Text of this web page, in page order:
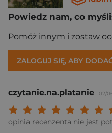
Powiedz nam, co
Pomóż innym i zostaw
ZALOGUJ SIĘ, ABY
czytanie.na.platanie 02/
Twoja
Twoja
Twoja ocena:
Twoja ocena: Słaba
Twoja ocena: Bardzo
Twoja ocena:
opinia recenzenta nie jest